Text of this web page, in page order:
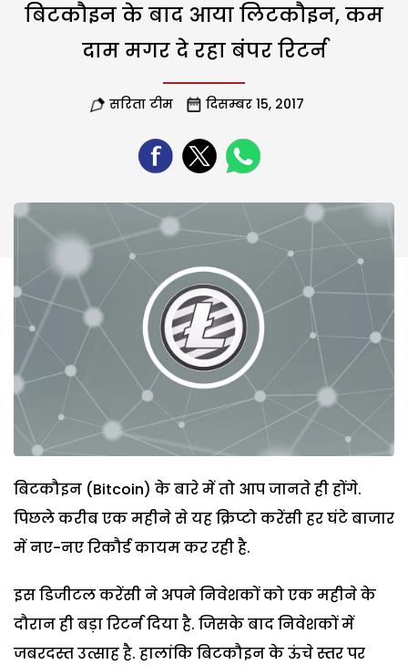
बिटकौइन के बाद आया लिटकौइन, कम
दाम मगर दे रहा बंपर रिटर्न
सरिता टीम दिसम्बर 15, 2017
बिटकौइन (Bitcoin) के बारे में तो आप जानते ही होंगे.
पिछले करीब एक महीने से यह क्रिप्टो करेंसी हर घंटे बाजार
में नए-नए रिकौर्ड कायम कर रही है.
इस डिजीटल करेंसी ने अपने निवेशकों को एक महीने के
दौरान ही बड़ा रिटर्न दिया है. जिसके बाद निवेशकों में
जबरदस्त उत्साह है. हालांकि बिटकौइन के ऊंचे स्तर पर